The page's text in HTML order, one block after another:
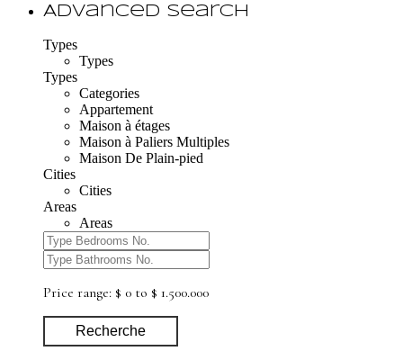
Advanced Search
Types
Types
Types
Categories
Appartement
Maison à étages
Maison à Paliers Multiples
Maison De Plain-pied
Cities
Cities
Areas
Areas
Price range: $ 0 to $ 1.500.000
Recherche